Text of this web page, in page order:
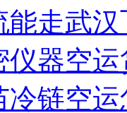
能走武
器空
链空